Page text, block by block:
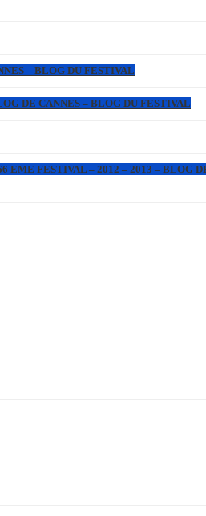
– BLOG DU FESTIVAL
DE CANNES – BLOG DU FESTIVAL
FESTIVAL – 2012 – 2013 – BLOG